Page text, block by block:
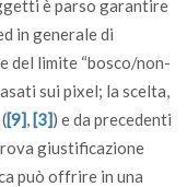
è parso garantire
in generale di
del limite “bosco/non-
sui pixel; la scelta,
[9],[3]) e da precedenti
giustificazione
può offrire in una